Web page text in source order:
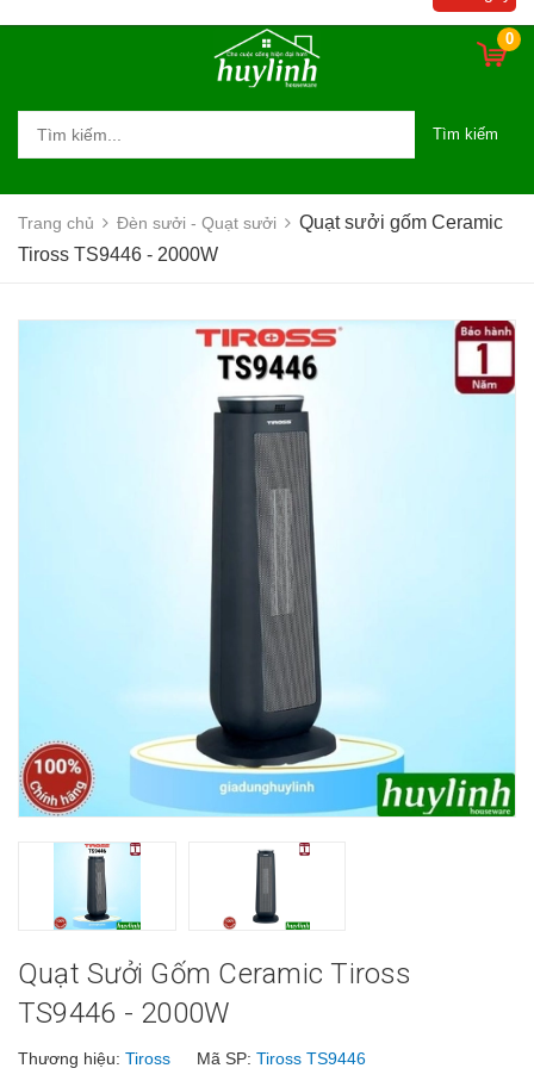
0
Tìm kiếm
Trang chủ Đèn sưởi - Quạt sưởi
Quạt sưởi gốm Ceramic
Tiross TS9446 - 2000W
Quạt Sưởi Gốm Ceramic Tiross
TS9446 - 2000W
Thương hiệu: Tiross Mã SP: Tiross TS9446